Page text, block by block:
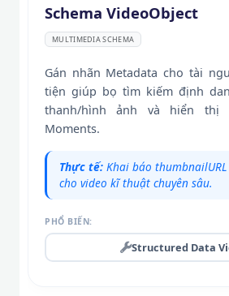
Schema VideoObject
MULTIMEDIA SCHEMA
Gán nhãn Metadata cho tài
tiện giúp bọ tìm kiếm định
thanh/hình ảnh và hiển thị
Moments.
Thực tế: Khai báo
cho video kĩ thuật chuyên sâu.
PHỔ BIẾN:
Structured Data